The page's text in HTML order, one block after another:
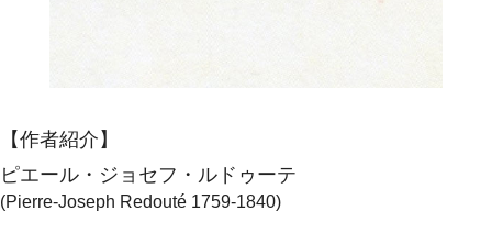
【作者紹介】
ピエール・ジョセフ・ルドゥーテ
(Pierre-Joseph Redouté 1759-1840)